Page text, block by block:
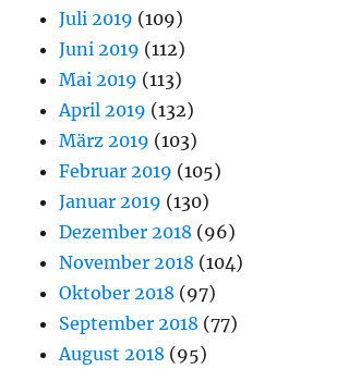
Juli 2019 (109)
Juni 2019 (112)
Mai 2019 (113)
April 2019 (132)
März 2019 (103)
Februar 2019 (105)
Januar 2019 (130)
Dezember 2018 (96)
November 2018 (104)
Oktober 2018 (97)
September 2018 (77)
August 2018 (95)